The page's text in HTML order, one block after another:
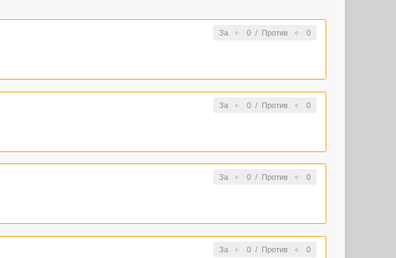
За 0/ Против 0
За 0/ Против 0
За 0/ Против 0
За 0/ Против 0